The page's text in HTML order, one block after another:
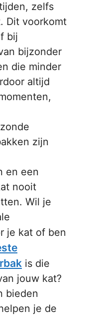
zelfs
Dit voorkomt
bij
bijzonder
die minder
altijd
zijn
en een
nooit
Wil je
je kat of ben
is die
jouw kat?
bieden
je de